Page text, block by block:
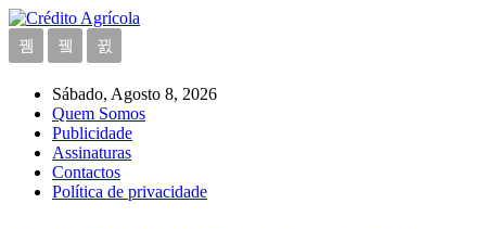
Sábado, Agosto 8, 2026
Quem Somos
Publicidade
Assinaturas
Contactos
Política de privacidade